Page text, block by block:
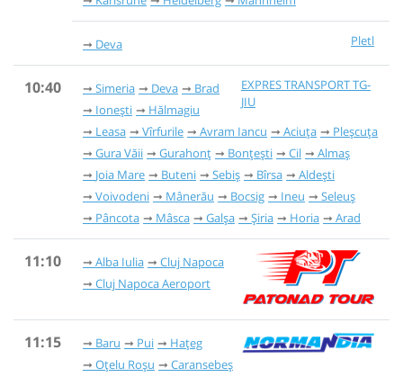
Pletl
Deva
10:40
EXPRES TRANSPORT TG-
JIU
Simeria Deva
Brad
Ionești
Hălmagiu
Leasa
Vîrfurile Avram Iancu Aciuța
Pleșcuța
Gura Văii
Gurahonț Bonțești Cil
Almaș
Joia Mare
Buteni Sebiș Bîrsa
Aldești
Voivodeni
Mânerău Bocsig Ineu
Seleuș
Pâncota
Mâsca Galşa Şiria Horia Arad
11:10 Alba Iulia
Cluj Napoca
Cluj Napoca Aeroport
11:15 Baru Pui
Hațeg
Oțelu Roșu
Caransebeș